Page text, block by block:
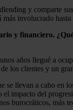
y comparte
involucrado
y financiero.
años llegué a
los clientes y un
se llevan a cabo
impacto del
burocráticos, más